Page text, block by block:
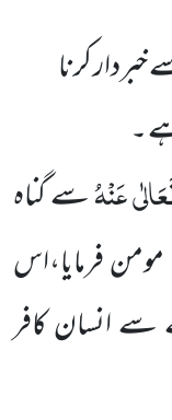
کرنا
۔
عَنْہُسے گناہ
مومن فرمایا،اس
سے انسان کافر